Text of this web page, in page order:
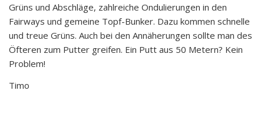
Grüns und Abschläge, zahlreiche Ondulierungen in den
Fairways und gemeine Topf-Bunker. Dazu kommen schnelle
und treue Grüns. Auch bei den Annäherungen sollte man des
Öfteren zum Putter greifen. Ein Putt aus 50 Metern? Kein
Problem!
Timo